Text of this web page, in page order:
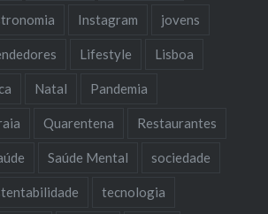
Instagram jovens
Lifestyle Lisboa
Natal Pandemia
Quarentena Restaurantes
Saúde Mental sociedade
tecnologia